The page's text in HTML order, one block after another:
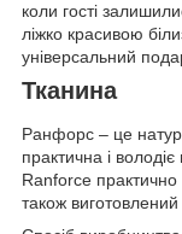
коли гості
ліжко красивою
універсальний
Тканина
Ранфорс – це
практична і
Ranforce практично
також